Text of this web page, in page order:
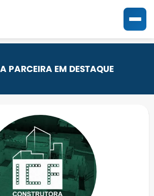
PARCEIRA EM DESTAQUE